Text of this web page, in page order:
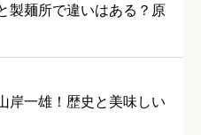
製麺所で違いはある？原
岸一雄！歴史と美味しい